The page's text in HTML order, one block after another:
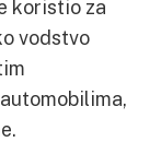
koristio za
vodstvo